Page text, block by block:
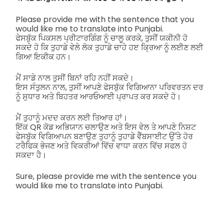
Please provide me with the sentence that you
would like me to translate into Punjabi.
ਫੇਸਬੁੱਕ ਪਿਕਸਲ ਪ੍ਰੀਟਾਰਗਿੰਗ ਨੂੰ ਚਾਲੂ ਕਰਕੇ, ਤੁਸੀਂ ਯਕੀਨੀ ਹੋ
ਸਕਦੇ ਹੋ ਕਿ ਤੁਹਾਡੇ ਵੇਲੇ ਲੋਕ ਤੁਹਾਡੇ ਚਾਹੇ ਹੲ ਕ੍ਰਿਆ ਨੂੰ ਲਈਣ ਲਈ
ਗਿਆ ਇਕੀਕ ਹਨ।
ਮੈਂ ਸਾਡੇ ਨਾਲ ਤੁਸੀਂ ਬਿਨਾਂ ਰਹਿ ਨਹੀਂ ਸਕਦੇ।
ਇਸ ਸੰਤੁਲਨ ਨਾਲ, ਤੁਸੀਂ ਆਪਣੇ ਫੇਸਬੁੱਕ ਵਿਗਿਆਨਾ ਪਰਿਵਰਤਨ ਦਰ
ਨੂੰ ਸੁਧਾਰ ਅਤੇ ਬਿਹਤਰ ਆਰਓਆਈ ਪ੍ਰਾਪਤ ਕਰ ਸਕਦੇ ਹੋ।
ਮੈਂ ਤੁਹਾਨੂੰ ਮਦਦ ਕਰਨ ਲਈ ਤਿਆਰ ਹਾਂ।
ਇੱਕ QR ਕੋਡ ਅਭਿਯਾਨ ਚਲਾਉਣ ਅਤੇ ਇਸ ਵੇਲ ਤੇ ਆਪਣੇ ਨਿਸ਼ਟ
ਫੇਸਬੁੱਕ ਵਿਗਿਆਪਨ ਬਣਾਉਣ ਤੁਹਾਨੂੰ ਤੁਹਾਡੇ ਵੈੱਬਸਾਈਟ ਉੱਤੇ ਹੋਰ
ਟਰੈਫਿਕ ਭੇਜਣ ਅਤੇ ਵਿਕਰੀਆਂ ਵਿੱਚ ਵਾਧਾ ਕਰਨ ਵਿੱਚ ਸਫਲ ਹੋ
ਸਕਦਾ ਹੈ।
Sure, please provide me with the sentence you
would like me to translate into Punjabi.